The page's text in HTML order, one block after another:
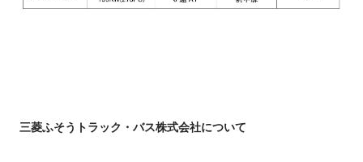
三菱ふそうトラック・バス株式会社について